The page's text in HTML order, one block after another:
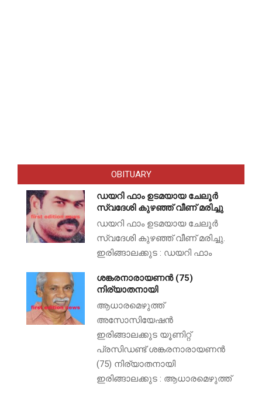
OBITUARY
ഡയറി ഫാം ഉടമയായ ചേലൂർ
സ്വദേശി കുഴഞ്ഞ് വീണ് മരിച്ചു
ഡയറി ഫാം ഉടമയായ ചേലൂർ
സ്വദേശി കുഴഞ്ഞ് വീണ് മരിച്ചു.
ഇരിങ്ങാലക്കുട : ഡയറി ഫാം
ശങ്കരനാരായണൻ (75)
നിര്യാതനായി
ആധാരമെഴുത്ത്
അസോസിയേഷൻ
ഇരിങ്ങാലക്കുട യൂണിറ്റ്
പ്രസിഡണ്ട് ശങ്കരനാരായണൻ
(75) നിര്യാതനായി
ഇരിങ്ങാലക്കുട : ആധാരമെഴുത്ത്